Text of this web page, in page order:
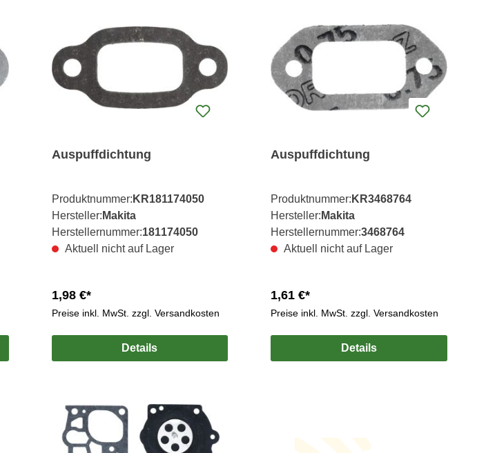
Auspuffdichtung
Produktnummer: KR181174050
Hersteller: Makita
Herstellernummer:181174050
Aktuell nicht auf Lager
1,98 €*
Preise inkl. MwSt. zzgl. Versandkosten
Details
Auspuffdichtung
Produktnummer: KR3468764
Hersteller: Makita
Herstellernummer:3468764
Aktuell nicht auf Lager
1,61 €*
Preise inkl. MwSt. zzgl. Versandkosten
Details